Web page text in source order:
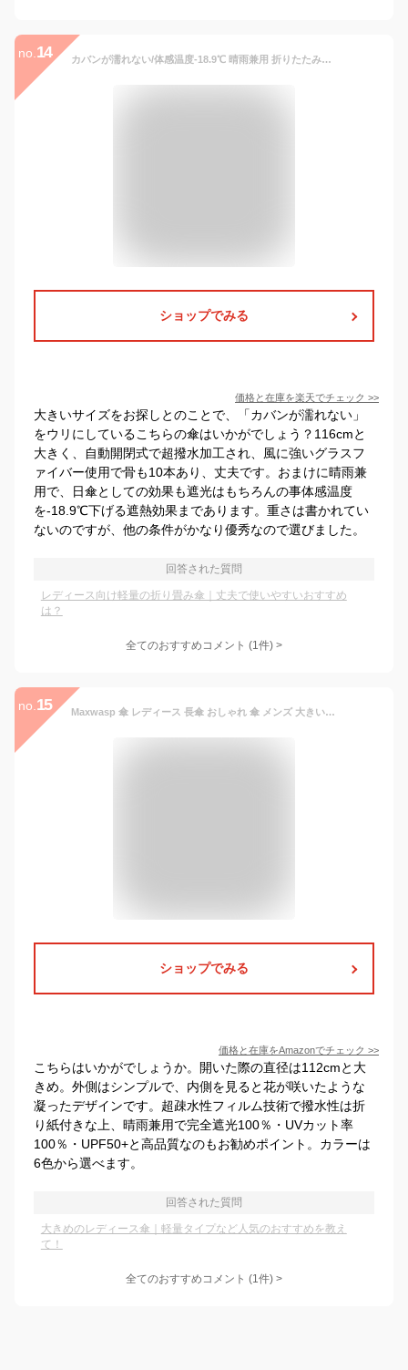
no. 14 カバンが濡れない/体感温度-18.9℃ 晴雨兼用 折りたたみ傘 大きい 超撥水加工 自動開閉 ワンタッチ 風に強い グラスファイバー 10本骨日傘 uvカット UPF50+ 遮光 遮熱 大きいサイズ 耐久性に優れ折り畳み傘 レディース メンズ
ショップでみる
価格と在庫を楽天でチェック >>
大きいサイズをお探しとのことで、「カバンが濡れない」
をウリにしているこちらの傘はいかがでしょう？116cmと
大きく、自動開閉式で超撥水加工され、風に強いグラスフ
ァイバー使用で骨も10本あり、丈夫です。おまけに晴雨兼
用で、日傘としての効果も遮光はもちろんの事体感温度
を-18.9℃下げる遮熱効果まであります。重さは書かれてい
ないのですが、他の条件がかなり優秀なので選びました。
回答された質問
レディース向け軽量の折り畳み傘｜丈夫で使いやすいおすすめ
は？
全てのおすすめコメント (1件) >
no. 15 Maxwasp 傘 レディース 長傘 おしゃれ 傘 メンズ 大きい 16本骨 シームレス 軽量 晴雨兼用 超撥水 耐風 梅雨対策 UVカット 日傘 可愛い ジャンプ式 自動開閉【晴雨兼用・ 遮光遮熱】 紫高強度ガラス繊維 台風対応 自動開 梅雨対策 母の日 プレゼント おしゃれ (ピンク)
ショップでみる
価格と在庫をAmazonでチェック >>
こちらはいかがでしょうか。開いた際の直径は112cmと大
きめ。外側はシンプルで、内側を見ると花が咲いたような
凝ったデザインです。超疎水性フィルム技術で撥水性は折
り紙付きな上、晴雨兼用で完全遮光100％・UVカット率
100％・UPF50+と高品質なのもお勧めポイント。カラーは
6色から選べます。
回答された質問
大きめのレディース傘｜軽量タイプなど人気のおすすめを教え
て！
全てのおすすめコメント (1件) >